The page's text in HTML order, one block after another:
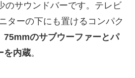
のサウンドバーです。テレビ
ターの下にも置けるコンパク
75mmのサブウーファーとパ
を内蔵。